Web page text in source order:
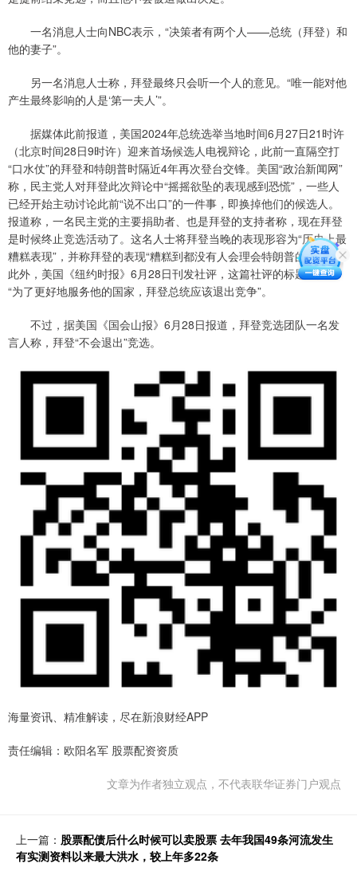
一名消息人士向NBC表示，“决策者有两个人——总统（拜登）和
他的妻子”。
另一名消息人士称，拜登最终只会听一个人的意见。“唯一能对他
产生最终影响的人是‘第一夫人’”。
据媒体此前报道，美国2024年总统选举当地时间6月27日21时许
（北京时间28日9时许）迎来首场候选人电视辩论，此前一直隔空打
“口水仗”的拜登和特朗普时隔近4年再次登台交锋。美国“政治新闻网”
称，民主党人对拜登此次辩论中“摇摇欲坠的表现感到恐慌”，一些人
已经开始主动讨论此前“说不出口”的一件事，即换掉他们的候选人。
报道称，一名民主党的主要捐助者、也是拜登的支持者称，现在拜登
是时候终止竞选活动了。这名人士将拜登当晚的表现形容为“历史上最
糟糕表现”，并称拜登的表现“糟糕到都没有人会理会特朗普的谎言”。
此外，美国《纽约时报》6月28日刊发社评，这篇社评的标题就是，
“为了更好地服务他的国家，拜登总统应该退出竞争”。
不过，据美国《国会山报》6月28日报道，拜登竞选团队一名发
言人称，拜登“不会退出”竞选。
海量资讯、精准解读，尽在新浪财经APP
责任编辑：欧阳名军 股票配资资质
文章为作者独立观点，不代表联华证券门户观点
上一篇： 股票配债后什么时候可以卖股票 去年我国49条河流发生
有实测资料以来最大洪水，较上年多22条